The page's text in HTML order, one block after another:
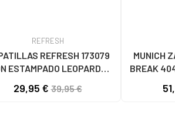
REFRESH
REFRESH 173079
ESTAMPADO LEOPARDO
29,95 €39,95 €
MUNICH
BREAK